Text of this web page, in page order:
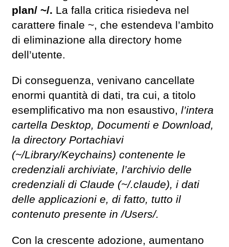
plan/ ~/. La falla critica risiedeva nel
carattere finale ~, che estendeva l’ambito
di eliminazione alla directory home
dell’utente.
Di conseguenza, venivano cancellate
enormi quantità di dati, tra cui, a titolo
esemplificativo ma non esaustivo, l’intera
cartella Desktop, Documenti e Download,
la directory Portachiavi
(~/Library/Keychains) contenente le
credenziali archiviate, l’archivio delle
credenziali di Claude (~/.claude), i dati
delle applicazioni e, di fatto, tutto il
contenuto presente in /Users/.
Con la crescente adozione, aumentano